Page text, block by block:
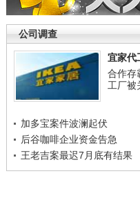
公司调查
宜家代
合作存
工厂被
加多宝案件波澜起伏
后谷咖啡企业资金告急
王老吉案最迟7月底有结果